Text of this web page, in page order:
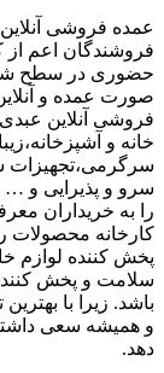
آنلاین عبدی
اعم از کسانی که
سطح شهر دارند،
و آنلاین در
عبدی معرفی
و
و … می باشد
معرفی کرده
محصولات را
لوازم خانه و
پخش کننده
با بهترین
داشته بهترین